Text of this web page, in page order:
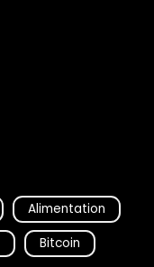
Alimentation
Bitcoin